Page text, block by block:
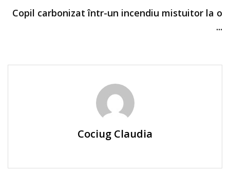
Copil carbonizat într-un incendiu mistuitor la o
...
Cociug Claudia